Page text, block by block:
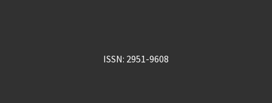
ISSN: 2951-9608